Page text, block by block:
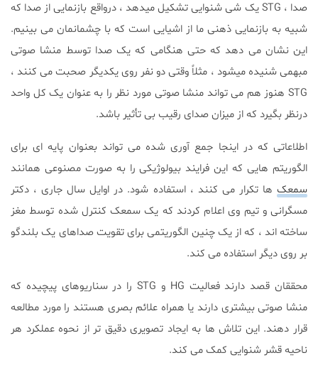
صدا ، STG یک شی شنوایی تشکیل میدهد ، درواقع بازنمایی از صدا که
شبیه به بازنمایی ذهنی ما از اشیایی است که با چشمانمان می بینیم.
این نشان می دهد که حتی هنگامی که یک صدا توسط منشا صوتی
مبهمی شنیده میشود ، مثلاً وقتی دو نفر روی یکدیگر صحبت می کنند ،
STG هنوز هم می تواند منشا صوتی مورد نظر را به عنوان یک کل واحد
درنظر بگیرد که از میزان صدای رقیب بی تأثیر باشد.
اطلاعاتی که در اینجا جمع آوری شده می تواند بعنوان پایه ای برای
الگوریتم هایی که این فرایند بیولوژیکی را به صورت مصنوعی همانند
سمعک ها تکرار می کنند ، استفاده شود. در اوایل سال جاری ، دکتر
مسگرانی و تیم وی اعلام کردند که یک سمعک کنترل شده توسط مغز
ساخته اند ، که از یک چنین الگوریتمی برای تقویت صداهای یک بلندگو
بر روی دیگر استفاده می کند.
محققان قصد دارند فعالیت HG و STG را در سناریوهای پیچیده که
منشا صوتی بیشتری دارند یا همراه علائم بصری هستند را مورد مطالعه
قرار دهند. این تلاش ها به ایجاد تصویری دقیق تر از نحوه عملکرد هر
ناحیه قشر شنوایی کمک می کند.